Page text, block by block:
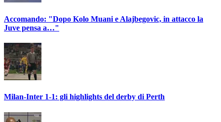
Accomando: "Dopo Kolo Muani e Alajbegovic, in attacco la
Juve pensa a…"
Milan-Inter 1-1: gli highlights del derby di Perth